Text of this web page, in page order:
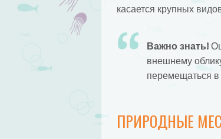
касается крупных
Важно знать!
внешнему
перемещаться в
ПРИРОДНЫЕ